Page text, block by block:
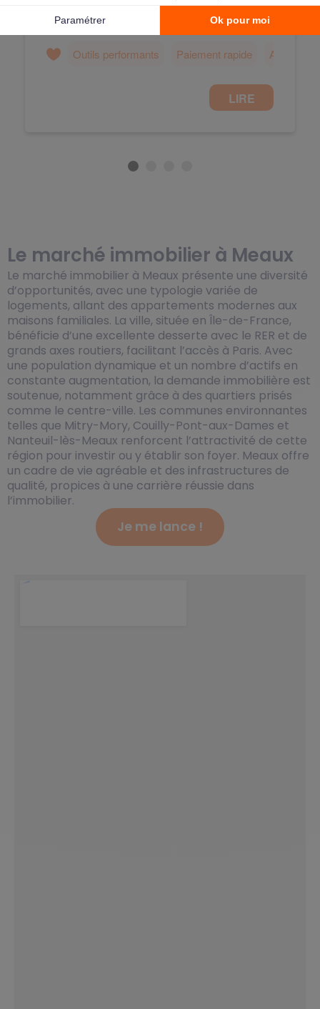
Le marché immobilier à Meaux
Le marché immobilier à Meaux présente une diversité
d’opportunités, avec une typologie variée de
logements, allant des appartements modernes aux
maisons familiales. La ville, située en Île-de-France,
bénéficie d’une excellente desserte avec le RER et de
grands axes routiers, facilitant l’accès à Paris. Avec
une population dynamique et un nombre d’actifs en
constante augmentation, la demande immobilière est
soutenue, notamment grâce à des quartiers prisés
comme le centre-ville. Les communes environnantes
telles que Mitry-Mory, Couilly-Pont-aux-Dames et
Nanteuil-lès-Meaux renforcent l’attractivité de cette
région pour investir ou y établir son foyer. Meaux offre
un cadre de vie agréable et des infrastructures de
qualité, propices à une carrière réussie dans
l’immobilier.
Je me lance !